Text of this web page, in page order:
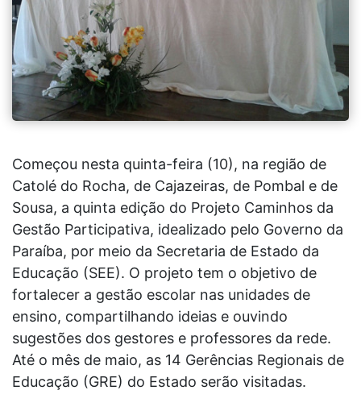
Começou nesta quinta-feira (10), na região de
Catolé do Rocha, de Cajazeiras, de Pombal e de
Sousa, a quinta edição do Projeto Caminhos da
Gestão Participativa, idealizado pelo Governo da
Paraíba, por meio da Secretaria de Estado da
Educação (SEE). O projeto tem o objetivo de
fortalecer a gestão escolar nas unidades de
ensino, compartilhando ideias e ouvindo
sugestões dos gestores e professores da rede.
Até o mês de maio, as 14 Gerências Regionais de
Educação (GRE) do Estado serão visitadas.